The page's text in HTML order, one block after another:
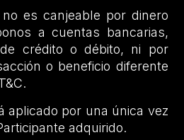
es canjeable por dinero
a cuentas bancarias,
crédito o débito, ni por
o beneficio diferente
aplicado por una única vez
adquirido.